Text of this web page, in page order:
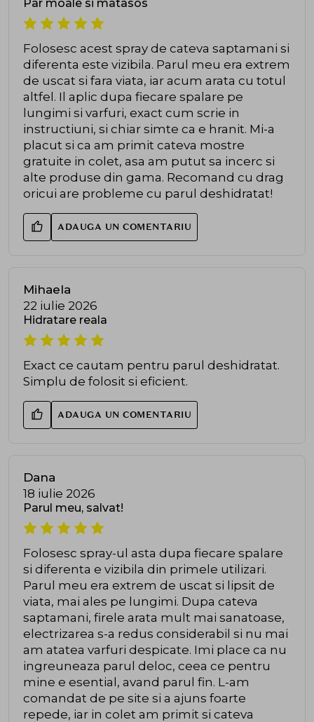
Par moale si matasos
Folosesc acest spray de cateva saptamani si
diferenta este vizibila. Parul meu era extrem
de uscat si fara viata, iar acum arata cu totul
altfel. Il aplic dupa fiecare spalare pe
lungimi si varfuri, exact cum scrie in
instructiuni, si chiar simte ca e hranit. Mi-a
placut si ca am primit cateva mostre
gratuite in colet, asa am putut sa incerc si
alte produse din gama. Recomand cu drag
oricui are probleme cu parul deshidratat!
ADAUGA UN COMENTARIU
Mihaela
22 iulie 2026
Hidratare reala
Exact ce cautam pentru parul deshidratat.
Simplu de folosit si eficient.
ADAUGA UN COMENTARIU
Dana
18 iulie 2026
Parul meu, salvat!
Folosesc spray-ul asta dupa fiecare spalare
si diferenta e vizibila din primele utilizari.
Parul meu era extrem de uscat si lipsit de
viata, mai ales pe lungimi. Dupa cateva
saptamani, firele arata mult mai sanatoase,
electrizarea s-a redus considerabil si nu mai
am atatea varfuri despicate. Imi place ca nu
ingreuneaza parul deloc, ceea ce pentru
mine e esential, avand parul fin. L-am
comandat de pe site si a ajuns foarte
repede, iar in colet am primit si cateva